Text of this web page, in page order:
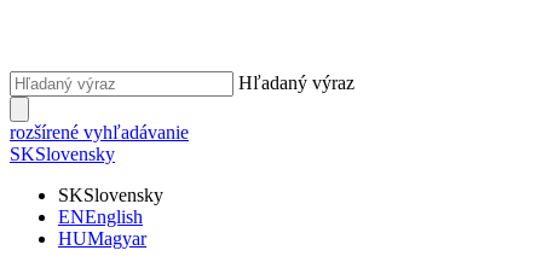
Hľadaný výraz
rozšírené vyhľadávanie
SKSlovensky
SKSlovensky
ENEnglish
HUMagyar